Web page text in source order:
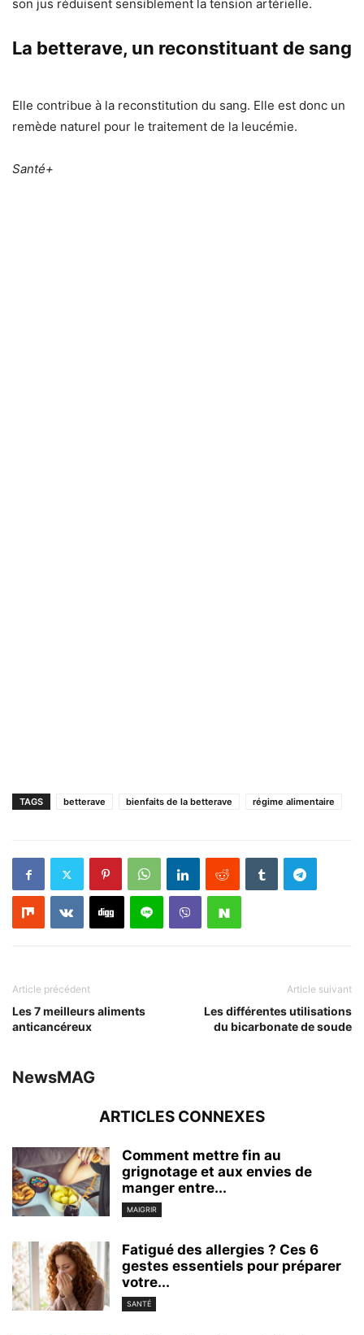
son jus réduisent sensiblement la tension artérielle.
La betterave, un reconstituant de sang
Elle contribue à la reconstitution du sang. Elle est donc un
remède naturel pour le traitement de la leucémie.
Santé+
TAGS betterave bienfaits de la betterave régime alimentaire
Article précédent
Les 7 meilleurs aliments
anticancéreux
Article suivant
Les différentes utilisations
du bicarbonate de soude
NewsMAG
ARTICLES CONNEXES
Comment mettre fin au
grignotage et aux envies de
manger entre...
MAIGRIR
Fatigué des allergies ? Ces 6
gestes essentiels pour préparer
votre...
SANTÉ